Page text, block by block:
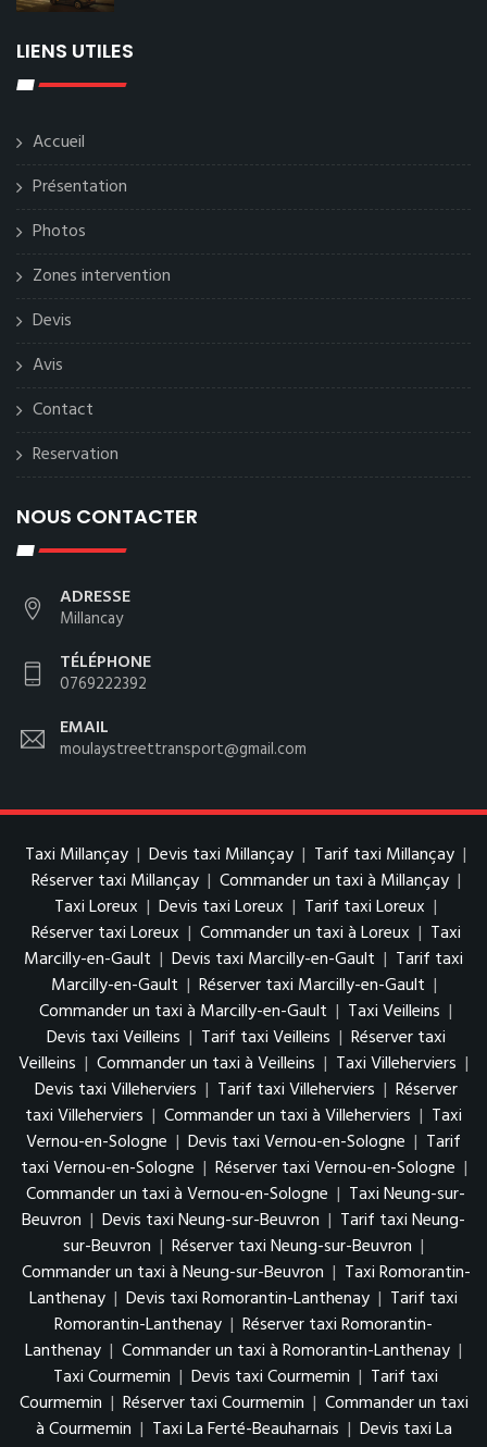
LIENS UTILES
Accueil
Présentation
Photos
Zones intervention
Devis
Avis
Contact
Reservation
NOUS CONTACTER
ADRESSE
Millancay
TÉLÉPHONE
0769222392
EMAIL
moulaystreettransport@gmail.com
Taxi Millançay | Devis taxi Millançay | Tarif taxi Millançay |
Réserver taxi Millançay | Commander un taxi à Millançay |
Taxi Loreux | Devis taxi Loreux | Tarif taxi Loreux |
Réserver taxi Loreux | Commander un taxi à Loreux | Taxi
Marcilly-en-Gault | Devis taxi Marcilly-en-Gault | Tarif taxi
Marcilly-en-Gault | Réserver taxi Marcilly-en-Gault |
Commander un taxi à Marcilly-en-Gault | Taxi Veilleins |
Devis taxi Veilleins | Tarif taxi Veilleins | Réserver taxi
Veilleins | Commander un taxi à Veilleins | Taxi Villeherviers |
Devis taxi Villeherviers | Tarif taxi Villeherviers | Réserver
taxi Villeherviers | Commander un taxi à Villeherviers | Taxi
Vernou-en-Sologne | Devis taxi Vernou-en-Sologne | Tarif
taxi Vernou-en-Sologne | Réserver taxi Vernou-en-Sologne |
Commander un taxi à Vernou-en-Sologne | Taxi Neung-sur-
Beuvron | Devis taxi Neung-sur-Beuvron | Tarif taxi Neung-
sur-Beuvron | Réserver taxi Neung-sur-Beuvron |
Commander un taxi à Neung-sur-Beuvron | Taxi Romorantin-
Lanthenay | Devis taxi Romorantin-Lanthenay | Tarif taxi
Romorantin-Lanthenay | Réserver taxi Romorantin-
Lanthenay | Commander un taxi à Romorantin-Lanthenay |
Taxi Courmemin | Devis taxi Courmemin | Tarif taxi
Courmemin | Réserver taxi Courmemin | Commander un taxi
à Courmemin | Taxi La Ferté-Beauharnais | Devis taxi La